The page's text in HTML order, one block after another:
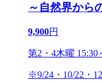
～自然界から
9,900円
第2・4木曜 15:30
※9/24・10/22・